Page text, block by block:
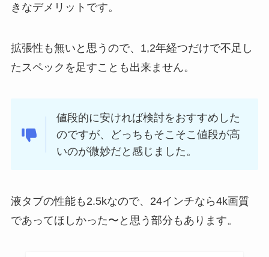
きなデメリットです。
拡張性も無いと思うので、1,2年経つだけで不足し
たスペックを足すことも出来ません。
値段的に安ければ検討をおすすめした
のですが、どっちもそこそこ値段が高
いのが微妙だと感じました。
液タブの性能も2.5kなので、24インチなら4k画質
であってほしかった〜と思う部分もあります。